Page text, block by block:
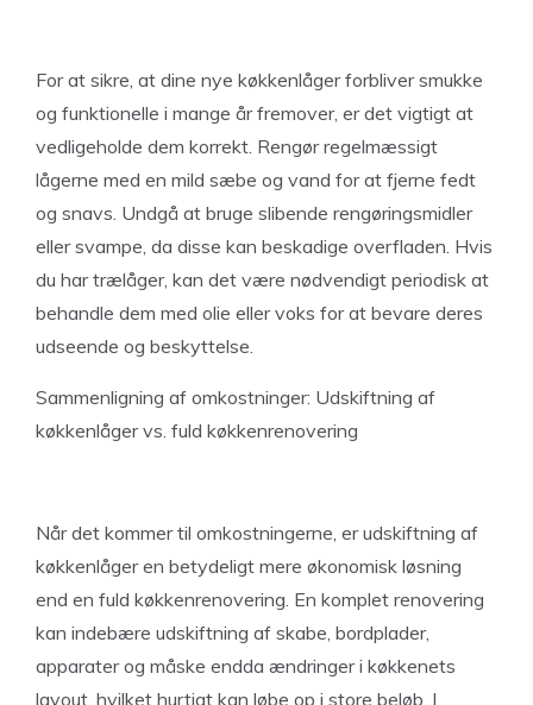
For at sikre, at dine nye køkkenlåger forbliver smukke
og funktionelle i mange år fremover, er det vigtigt at
vedligeholde dem korrekt. Rengør regelmæssigt
lågerne med en mild sæbe og vand for at fjerne fedt
og snavs. Undgå at bruge slibende rengøringsmidler
eller svampe, da disse kan beskadige overfladen. Hvis
du har trælåger, kan det være nødvendigt periodisk at
behandle dem med olie eller voks for at bevare deres
udseende og beskyttelse.
Sammenligning af omkostninger: Udskiftning af
køkkenlåger vs. fuld køkkenrenovering
Når det kommer til omkostningerne, er udskiftning af
køkkenlåger en betydeligt mere økonomisk løsning
end en fuld køkkenrenovering. En komplet renovering
kan indebære udskiftning af skabe, bordplader,
apparater og måske endda ændringer i køkkenets
layout, hvilket hurtigt kan løbe op i store beløb. I